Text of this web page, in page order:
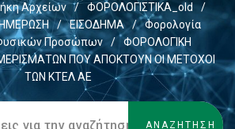
Αρχείων / ΦΟΡΟΛΟΓΙΣΤΙΚΑ_old
/
/ ΕΙΣΟΔΗΜΑ /
Φορολογία
Προσώπων
/
ΦΟΡΟΛΟΓΙΚΗ
ΠΟΥ ΑΠΟΚΤΟΥΝ ΟΙ ΜΕΤΟΧΟΙ
ΤΩΝ ΚΤΕΛ ΑΕ